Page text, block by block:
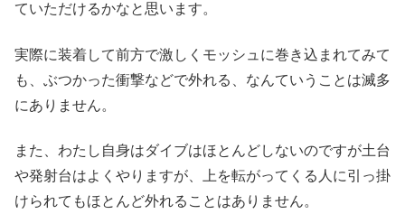
ていただけるかなと思います。
実際に装着して前方で激しくモッシュに巻き込まれてみて
も、ぶつかった衝撃などで外れる、なんていうことは滅多
にありません。
また、わたし自身はダイブはほとんどしないのですが土台
や発射台はよくやりますが、上を転がってくる人に引っ掛
けられてもほとんど外れることはありません。